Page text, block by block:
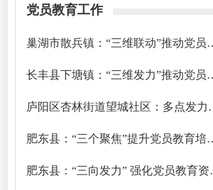
党员教育工作
巢湖市散兵镇：“三
长丰县下塘镇：“三
庐阳区杏林街道
肥东县：“三个
肥东县